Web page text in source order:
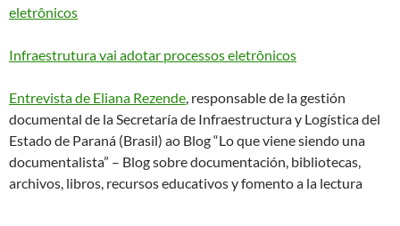
eletrônicos
Infraestrutura vai adotar processos eletrônicos
Entrevista de Eliana Rezende , responsable de la gestión
documental de la Secretaría de Infraestructura y Logística del
Estado de Paraná (Brasil) ao Blog “Lo que viene siendo una
documentalista” – Blog sobre documentación, bibliotecas,
archivos, libros, recursos educativos y fomento a la lectura